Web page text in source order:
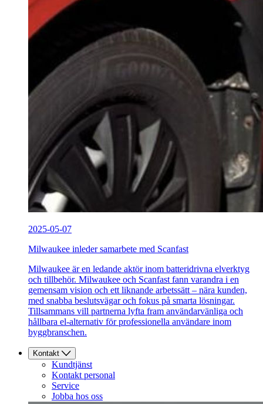
2025-05-07
Milwaukee inleder samarbete med Scanfast
Milwaukee är en ledande aktör inom batteridrivna elverktyg
och tillbehör. Milwaukee och Scanfast fann varandra i en
gemensam vision och ett liknande arbetssätt – nära kunden,
med snabba beslutsvägar och fokus på smarta lösningar.
Tillsammans vill partnerna lyfta fram användarvänliga och
hållbara el-alternativ för professionella användare inom
byggbranschen.
Kontakt
Kundtjänst
Kontakt personal
Service
Jobba hos oss